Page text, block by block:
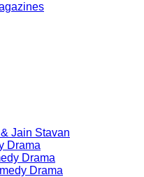
Jain Stavan
Drama
Drama
Drama